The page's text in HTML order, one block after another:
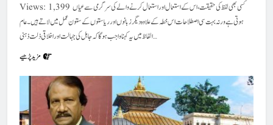
Views: 1,399 کسی بھی لفظ کی حقیقت ، اس کے استعمال اور استعمال کرنے والے کی سرگرمی سے عیاں
ہوتی ہے ورنہ بہت سی اصطلاحات اس خطہ کے علاوہ دیگر زبانوں اور ریاستوں کے ستون عمل میں لاتے ہیں۔ عام
الفاظ میں یہ کہنا واجب ہو گا کہ جاہل کی جہالت اور اخلاقی ذلت ذہنی…
مزید پڑھیے